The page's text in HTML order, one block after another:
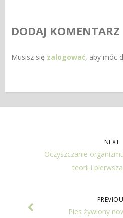
DODAJ KOMENTARZ
Musisz się zalogować, aby móc
NEXT
Oczyszczanie
teorii i
Pies żywiony